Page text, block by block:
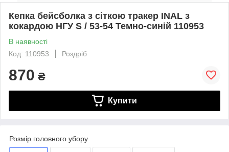
Кепка бейсболка з сіткою тракер INAL з
кокардою НГУ S / 53-54 Темно-синій 110953
В наявності
Код: 110953
Роздріб
870 ₴
Купити
Розмір головного убору